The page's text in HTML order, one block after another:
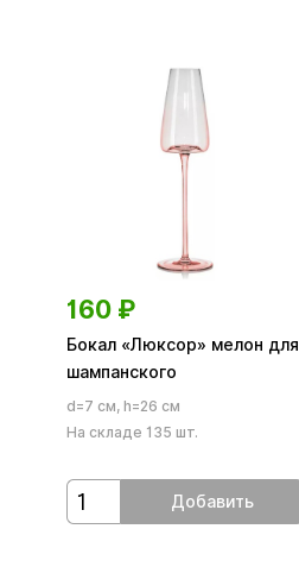
160 ₽
Бокал «Люксор» мелон для
шампанского
d=7 см, h=26 см
На складе 135 шт.
Добавить